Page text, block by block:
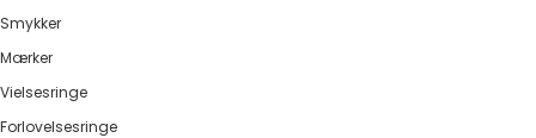
Smykker
Mærker
Vielsesringe
Forlovelsesringe